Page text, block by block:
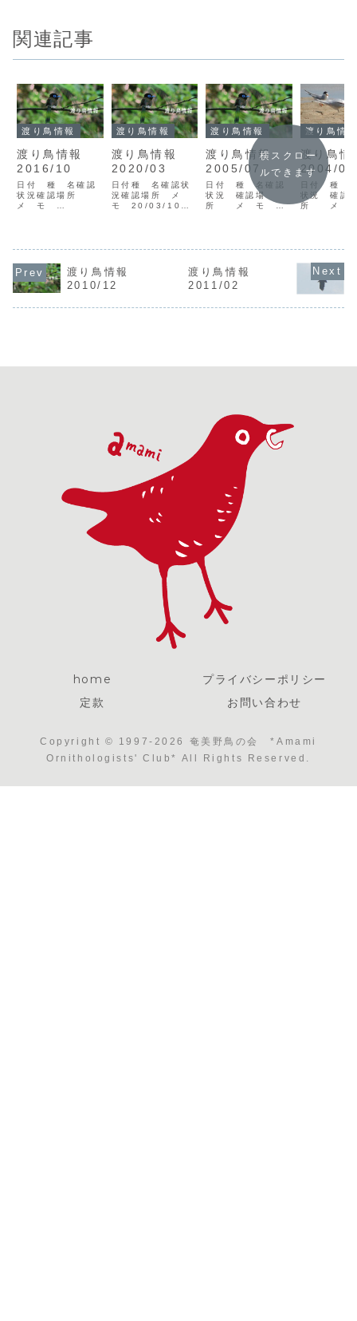
関連記事
渡り鳥情報
渡り鳥情報
2016/10
日付 種 名確認
状況確認場所
メ モ
メボソムシクイ
s.l.V7奄美市笠利
町太陽が丘里村
リヒレアシシギV1
渡り鳥情報
渡り鳥情報
2020/03
日付種 名確認状
況確認場所 メ
モ 20/03/10ウ
シラB1宇検村部連
20/03/14クロウ
タドリV1龍郷町秋
V120/03/20
渡り鳥情報
渡り鳥情報
2005/07
日付 種 名確認
状況 確認場
所 メ モ
戸内町赤瀬鳥飼<
凡例> 日付： 例：
05/01/01=2005
認野鳥名確認状
渡り鳥情
渡り鳥
2004/06
日付 種
状況 確認
所 メ
羽）岩元さ
トアジサシ
アジサシ、
横スクロー
ルできます
渡り鳥情報
2010/12
渡り鳥情報
2011/02
home
プライバシーポリシー
定款
お問い合わせ
Copyright © 1997-2026 奄美野鳥の会 *Amami
Ornithologists' Club* All Rights Reserved.